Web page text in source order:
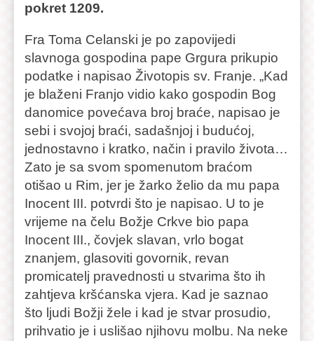
pokret 1209.
Fra Toma Celanski je po zapovijedi
slavnoga gospodina pape Grgura prikupio
podatke i napisao Životopis sv. Franje. „Kad
je blaženi Franjo vidio kako gospodin Bog
danomice povećava broj braće, napisao je
sebi i svojoj braći, sadašnjoj i budućoj,
jednostavno i kratko, način i pravilo života…
Zato je sa svom spomenutom braćom
otišao u Rim, jer je žarko želio da mu papa
Inocent III. potvrdi što je napisao. U to je
vrijeme na čelu Božje Crkve bio papa
Inocent III., čovjek slavan, vrlo bogat
znanjem, glasoviti govornik, revan
promicatelj pravednosti u stvarima što ih
zahtjeva kršćanska vjera. Kad je saznao
što ljudi Božji žele i kad je stvar prosudio,
prihvatio je i uslišao njihovu molbu. Na neke